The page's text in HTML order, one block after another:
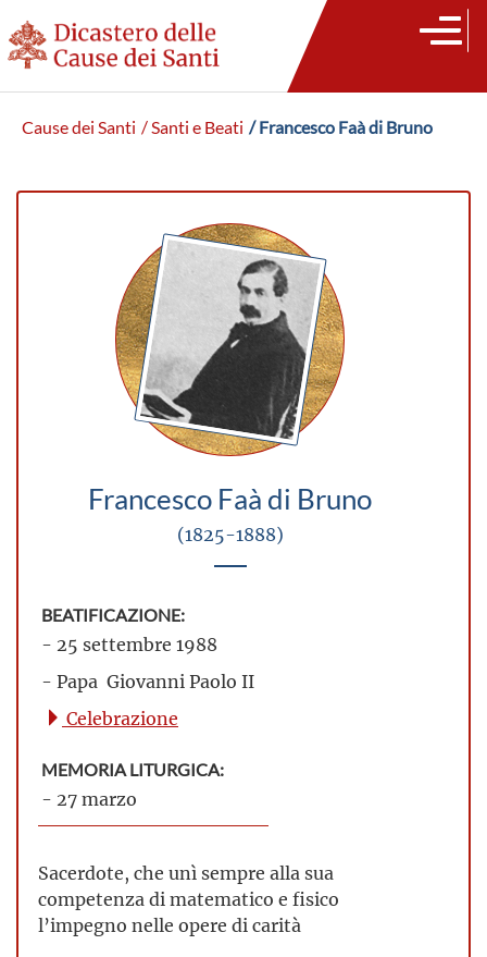
Cause dei Santi / Santi e Beati / Francesco Faà di Bruno
Francesco Faà di Bruno
(1825-1888)
BEATIFICAZIONE:
- 25 settembre 1988
- Papa Giovanni Paolo II
Celebrazione
MEMORIA LITURGICA:
- 27 marzo
Sacerdote, che unì sempre alla sua
competenza di matematico e fisico
l’impegno nelle opere di carità